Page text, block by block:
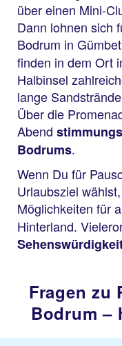
über einen Mini-
Dann lohnen sich
Bodrum in
finden in dem Ort
Halbinsel
lange
Über die
Abend
Bodrums.
Wenn Du für
Urlaubsziel
Möglichkeiten für
Hinterland.
Fragen zu
Bodrum –